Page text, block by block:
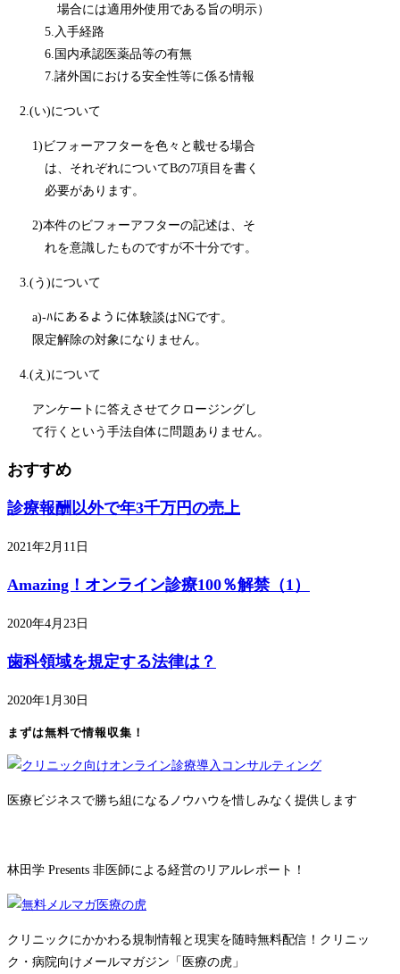
場合には適用外使用である旨の明示）
5.入手経路
6.国内承認医薬品等の有無
7.諸外国における安全性等に係る情報
2.(い)について
1)ビフォーアフターを色々と載せる場合
は、それぞれについてBの7項目を書く
必要があります。
2)本件のビフォーアフターの記述は、そ
れを意識したものですが不十分です。
3.(う)について
a)-ﾊにあるように体験談はNGです。
限定解除の対象になりません。
4.(え)について
アンケートに答えさせてクロージングし
て行くという手法自体に問題ありません。
おすすめ
診療報酬以外で年3千万円の売上
2021年2月11日
Amazing！オンライン診療100％解禁（1）
2020年4月23日
歯科領域を規定する法律は？
2020年1月30日
まずは無料で情報収集！
医療ビジネスで勝ち組になるノウハウを惜しみなく提供します
林田学 Presents 非医師による経営のリアルレポート！
クリニックにかかわる規制情報と現実を随時無料配信！クリニッ
ク・病院向けメールマガジン「医療の虎」